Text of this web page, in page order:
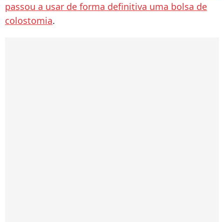
passou a usar de forma definitiva uma bolsa de
colostomia.